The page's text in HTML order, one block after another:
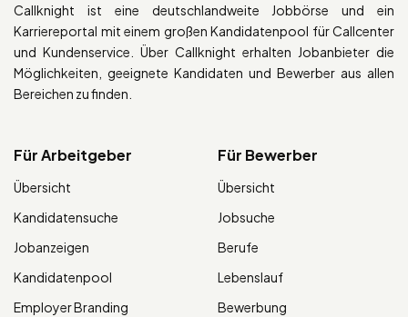
Callknight ist eine deutschlandweite Jobbörse und ein
Karriereportal mit einem großen Kandidatenpool für Callcenter
und Kundenservice. Über Callknight erhalten Jobanbieter die
Möglichkeiten, geeignete Kandidaten und Bewerber aus allen
Bereichen zu finden.
Für Arbeitgeber
Übersicht
Kandidatensuche
Jobanzeigen
Kandidatenpool
Employer Branding
Für Bewerber
Übersicht
Jobsuche
Berufe
Lebenslauf
Bewerbung